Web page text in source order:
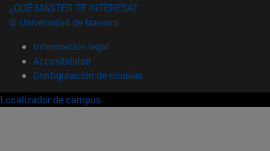
¿QUÉ MÁSTER TE INTERESA?
© Universidad de Navarra
Información legal
Accesibilidad
Configuración de cookies
Localizador de campus